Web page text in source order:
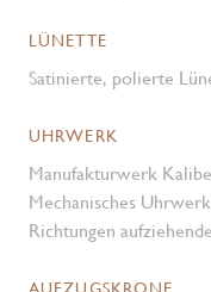
LÜNETTE
Satinierte, polierte
UHRWERK
Manufakturwerk
Mechanisches
Richtungen